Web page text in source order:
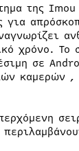
της Imou
για
χρόνο. Το
σε
καμερών ,